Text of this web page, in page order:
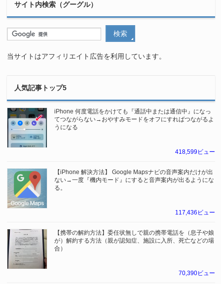
サイト内検索（グーグル）
当サイトはアフィリエイト広告を利用しています。
人気記事トップ5
iPhone 何度電話をかけても『通話中または通信中』になっ
てつながらない→おやすみモードをオフにすればつながるよ
うになる
418,599ビュー
【iPhone 解決方法】 Google Mapsナビの音声案内だけが出
ない→一度『機内モード』にすると音声案内が出るようにな
る。
117,436ビュー
【携帯の解約方法】委任状無しで親の携帯電話を（息子や娘
が）解約する方法（親が認知症、施設に入所、死亡などの場
合）
70,390ビュー